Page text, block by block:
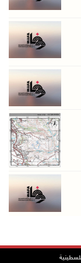
...